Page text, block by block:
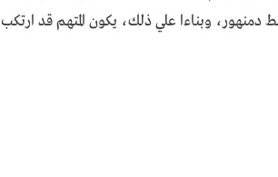
1946 لسنة 2024 جنايات كلي وسط دمنهور، وبناءا علي ذلك، يكون المتهم قد ارتكب